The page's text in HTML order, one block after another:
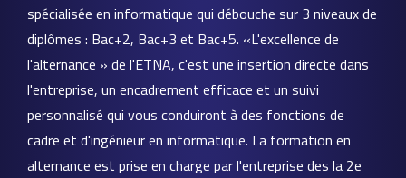
spécialisée en informatique qui débouche sur 3 niveaux de
diplômes : Bac+2, Bac+3 et Bac+5. «L'excellence de
l'alternance » de l'ETNA, c'est une insertion directe dans
l'entreprise, un encadrement efficace et un suivi
personnalisé qui vous conduiront à des fonctions de
cadre et d'ingénieur en informatique. La formation en
alternance est prise en charge par l'entreprise des la 2e